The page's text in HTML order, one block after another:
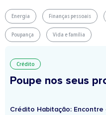
Energia Finanças pessoais
Poupança Vida e família
Crédito
Poupe nos seus
Crédito Habitação: